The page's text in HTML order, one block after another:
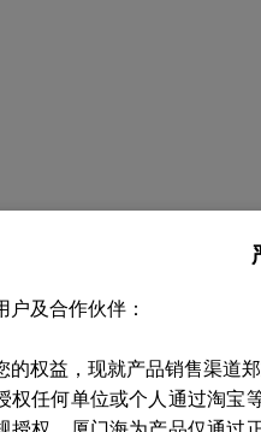
户及合作伙伴：
的权益，现就产品销售渠道郑
权任何单位或个人通过淘宝